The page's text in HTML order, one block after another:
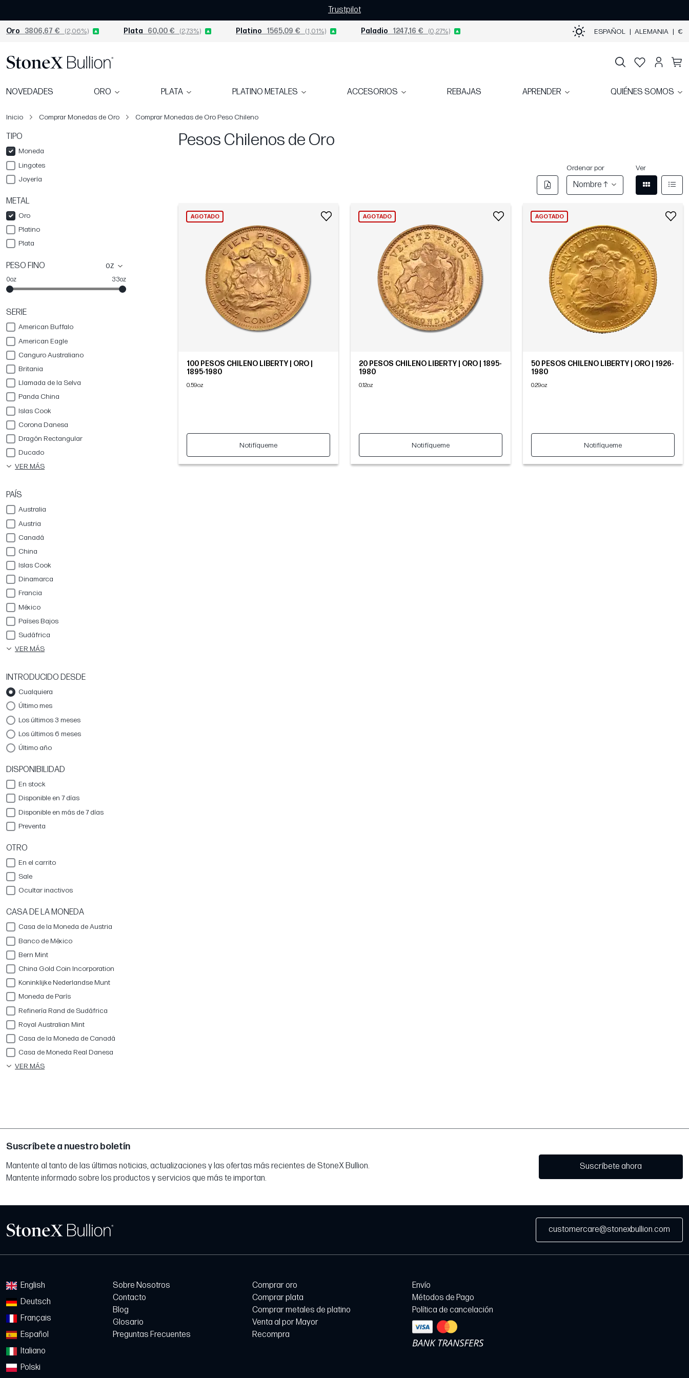
Trustpilot
Oro 3806,67 € (2,06%) Plata 60,00 € (2,73%) Platino 1565,09 € (1,01%) Paladio 1247,16 € (0,27%) ESPAÑOL | ALEMANIA | €
NOVEDADES ORO PLATA PLATINO METALES ACCESORIOS REBAJAS APRENDER QUIÉNES SOMOS
Inicio Comprar Monedas de Oro Comprar Monedas de Oro Peso Chileno
TIPO
Moneda
Lingotes
Joyería
METAL
Oro
Platino
Plata
PESO FINO oz
0oz 33oz
SERIE
American Buffalo
American Eagle
Canguro Australiano
Britania
Llamada de la Selva
Panda China
Islas Cook
Corona Danesa
Dragón Rectangular
Ducado
VER MÁS
PAÍS
Australia
Austria
Canadá
China
Islas Cook
Dinamarca
Francia
México
Países Bajos
Sudáfrica
VER MÁS
INTRODUCIDO DESDE
Cualquiera
Último mes
Los últimos 3 meses
Los últimos 6 meses
Último año
DISPONIBILIDAD
En stock
Disponible en 7 días
Disponible en más de 7 días
Preventa
OTRO
En el carrito
Sale
Ocultar inactivos
CASA DE LA MONEDA
Casa de la Moneda de Austria
Banco de México
Bern Mint
China Gold Coin Incorporation
Koninklijke Nederlandse Munt
Moneda de París
Refinería Rand de Sudáfrica
Royal Australian Mint
Casa de la Moneda de Canadá
Casa de Moneda Real Danesa
VER MÁS
Pesos Chilenos de Oro
Ordenar por
Nombre ↑
Ver
AGOTADO
100 PESOS CHILENO LIBERTY | ORO |
1895-1980
0.59oz
Notifíqueme
AGOTADO
20 PESOS CHILENO LIBERTY | ORO | 1895-
1980
0.12oz
Notifíqueme
AGOTADO
50 PESOS CHILENO LIBERTY | ORO | 1926-
1980
0.29oz
Notifíqueme
Suscríbete a nuestro boletín
Mantente al tanto de las últimas noticias, actualizaciones y las ofertas más recientes de StoneX Bullion.
Mantente informado sobre los productos y servicios que más te importan.
Suscríbete ahora
customercare@stonexbullion.com
English
Deutsch
Français
Español
Italiano
Polski
Sobre Nosotros
Contacto
Blog
Glosario
Preguntas Frecuentes
Comprar oro
Comprar plata
Comprar metales de platino
Venta al por Mayor
Recompra
Envío
Métodos de Pago
Política de cancelación